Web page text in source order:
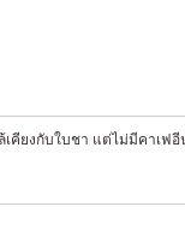
เคียงกับใบชา แต่ไม่มีคาเฟ